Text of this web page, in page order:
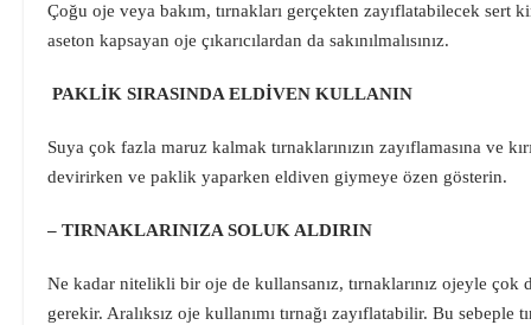
Çoğu oje veya bakım, tırnakları gerçekten zayıflatabilecek sert
aseton kapsayan oje çıkarıcılardan da sakınılmalısınız.
PAKLİK SIRASINDA ELDİVEN KULLANIN
Suya çok fazla maruz kalmak tırnaklarınızın zayıflamasına ve
devirirken ve paklik yaparken eldiven giymeye özen gösterin.
– TIRNAKLARINIZA SOLUK ALDIRIN
Ne kadar nitelikli bir oje de kullansanız, tırnaklarınız ojeyle çok
gerekir. Aralıksız oje kullanımı tırnağı zayıflatabilir. Bu sebeple